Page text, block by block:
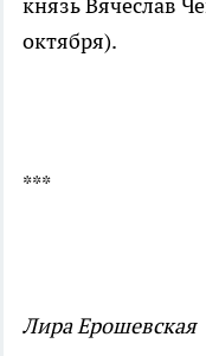
князь Вячеслав
октября).
***
Лира Ерошевская